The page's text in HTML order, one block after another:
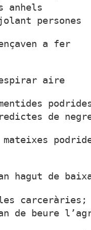
persones
a fer
aire
de
hagut de
carceràries;
de beure